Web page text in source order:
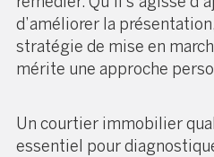
d’améliorer la
stratégie de mise en
mérite une approche
Un courtier immobilier
essentiel pour